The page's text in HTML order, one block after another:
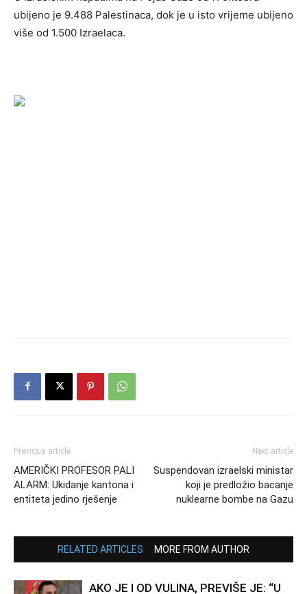
ubijeno je 9.488 Palestinaca, dok je u isto vrijeme ubijeno
više od 1.500 Izraelaca.
Previous article
AMERIČKI PROFESOR PALI
ALARM: Ukidanje kantona i
entiteta jedino rješenje
Next article
Suspendovan izraelski ministar
koji je predložio bacanje
nuklearne bombe na Gazu
RELATED ARTICLES MORE FROM AUTHOR
AKO JE I OD VULINA, PREVIŠE JE: “U